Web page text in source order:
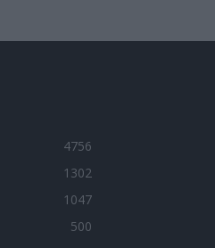
4756
1302
1047
500